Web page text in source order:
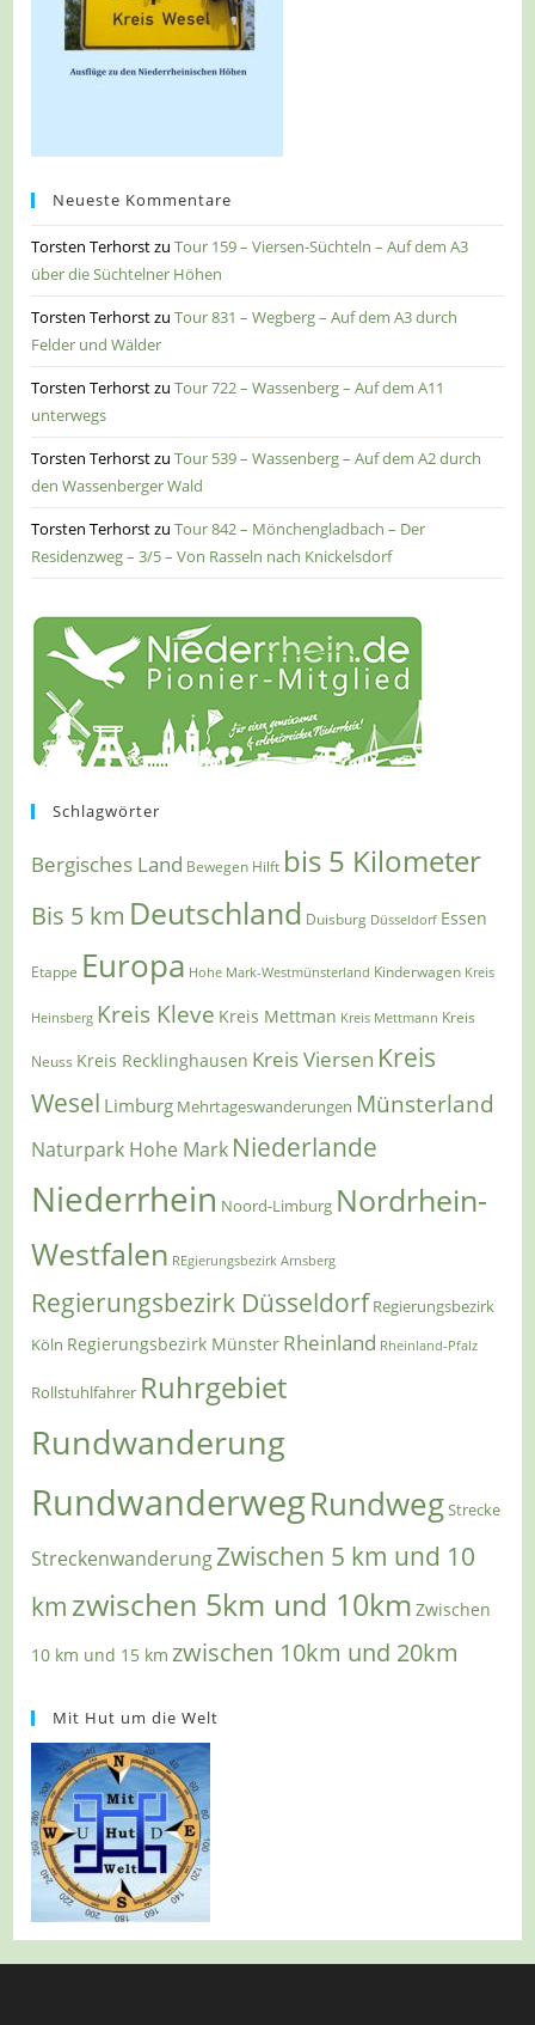
Neueste Kommentare
Torsten TerhorstzuTour 159 – Viersen-Süchteln – Auf dem A3
über die Süchtelner Höhen
Torsten TerhorstzuTour 831 – Wegberg – Auf dem A3 durch
Felder und Wälder
Torsten TerhorstzuTour 722 – Wassenberg – Auf dem A11
unterwegs
Torsten TerhorstzuTour 539 – Wassenberg – Auf dem A2 durch
den Wassenberger Wald
Torsten TerhorstzuTour 842 – Mönchengladbach – Der
Residenzweg – 3/5 – Von Rasseln nach Knickelsdorf
Schlagwörter
Bergisches Land Bewegen Hilft bis 5 Kilometer
Bis 5 km Deutschland Duisburg Düsseldorf Essen
Etappe Europa Hohe Mark-Westmünsterland Kinderwagen Kreis
Heinsberg Kreis Kleve Kreis Mettman Kreis Mettmann Kreis
Neuss Kreis Recklinghausen Kreis Viersen Kreis
Wesel Limburg Mehrtageswanderungen Münsterland
Naturpark Hohe Mark Niederlande
Niederrhein Noord-Limburg Nordrhein-
Westfalen REgierungsbezirk Arnsberg
Regierungsbezirk Düsseldorf Regierungsbezirk
Köln Regierungsbezirk Münster Rheinland Rheinland-Pfalz
Rollstuhlfahrer Ruhrgebiet
Rundwanderung
RundwanderwegRundwegStrecke
StreckenwanderungZwischen 5 km und 10
km zwischen 5km und 10km Zwischen
10 km und 15 km zwischen 10km und 20km
Mit Hut um die Welt